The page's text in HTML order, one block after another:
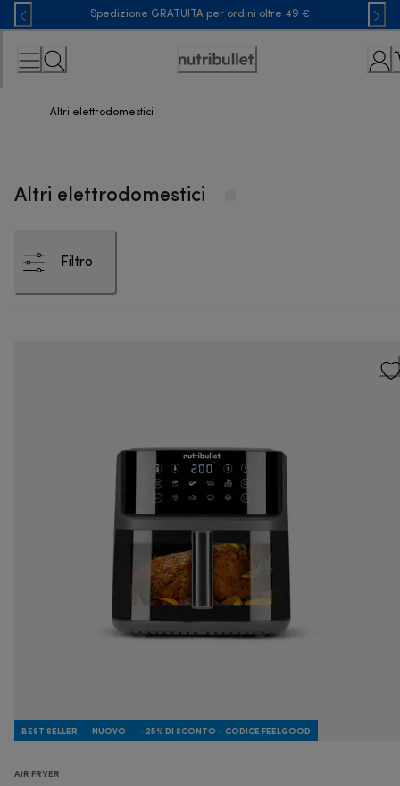
Skip
to
Content
Spedizione GRATUITA per ordini oltre 49 €
Accessibility
Altri elettrodomestici
Altri elettrodomestici
Filtro
BEST SELLER NUOVO -25% DI SCONTO - CODICE FEELGOOD
AIR FRYER